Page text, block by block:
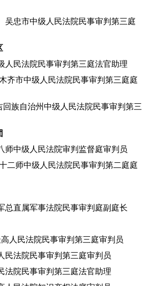
忠市中级人民法院民事审判第三庭
民法院民事审判第三庭法官助理
市中级人民法院民事审判第三庭庭
族自治州中级人民法院民事审判第三
中级人民法院审判监督庭审判员
师中级人民法院民事审判第二庭庭
直属军事法院民事审判庭副庭长
民法院民事审判第三庭审判员
院民事审判第三庭审判员
民事审判第三庭法官助理